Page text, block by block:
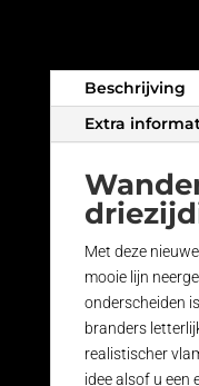
Beschrijving
Extra
Met deze nieuwe
mooie lijn
onderscheiden
branders
realistischer
idee alsof u een